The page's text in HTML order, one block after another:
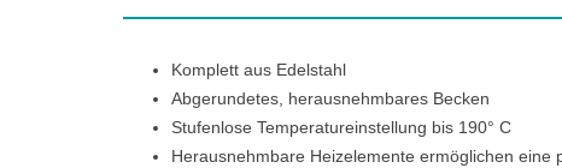
Komplett aus Edelstahl
Abgerundetes, herausnehmbares Becken
Stufenlose Temperatureinstellung bis 190° C
Herausnehmbare Heizelemente ermöglichen eine